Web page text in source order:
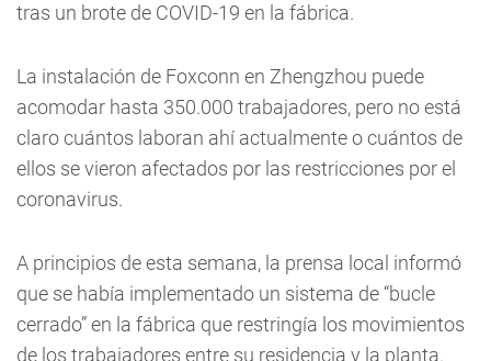
tras un brote de COVID-19 en la fábrica.
La instalación de Foxconn en Zhengzhou puede
acomodar hasta 350.000 trabajadores, pero no está
claro cuántos laboran ahí actualmente o cuántos de
ellos se vieron afectados por las restricciones por el
coronavirus.
A principios de esta semana, la prensa local informó
que se había implementado un sistema de “bucle
cerrado” en la fábrica que restringía los movimientos
de los trabajadores entre su residencia y la planta.